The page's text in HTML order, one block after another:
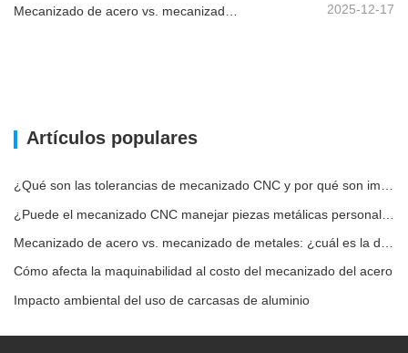
2025-12-17
Artículos populares
¿Qué son las tolerancias de mecanizado CNC y por qué son importantes?
Cómo afecta la maquinabilidad al costo del mecanizado del acero
Impacto ambiental del uso de carcasas de aluminio